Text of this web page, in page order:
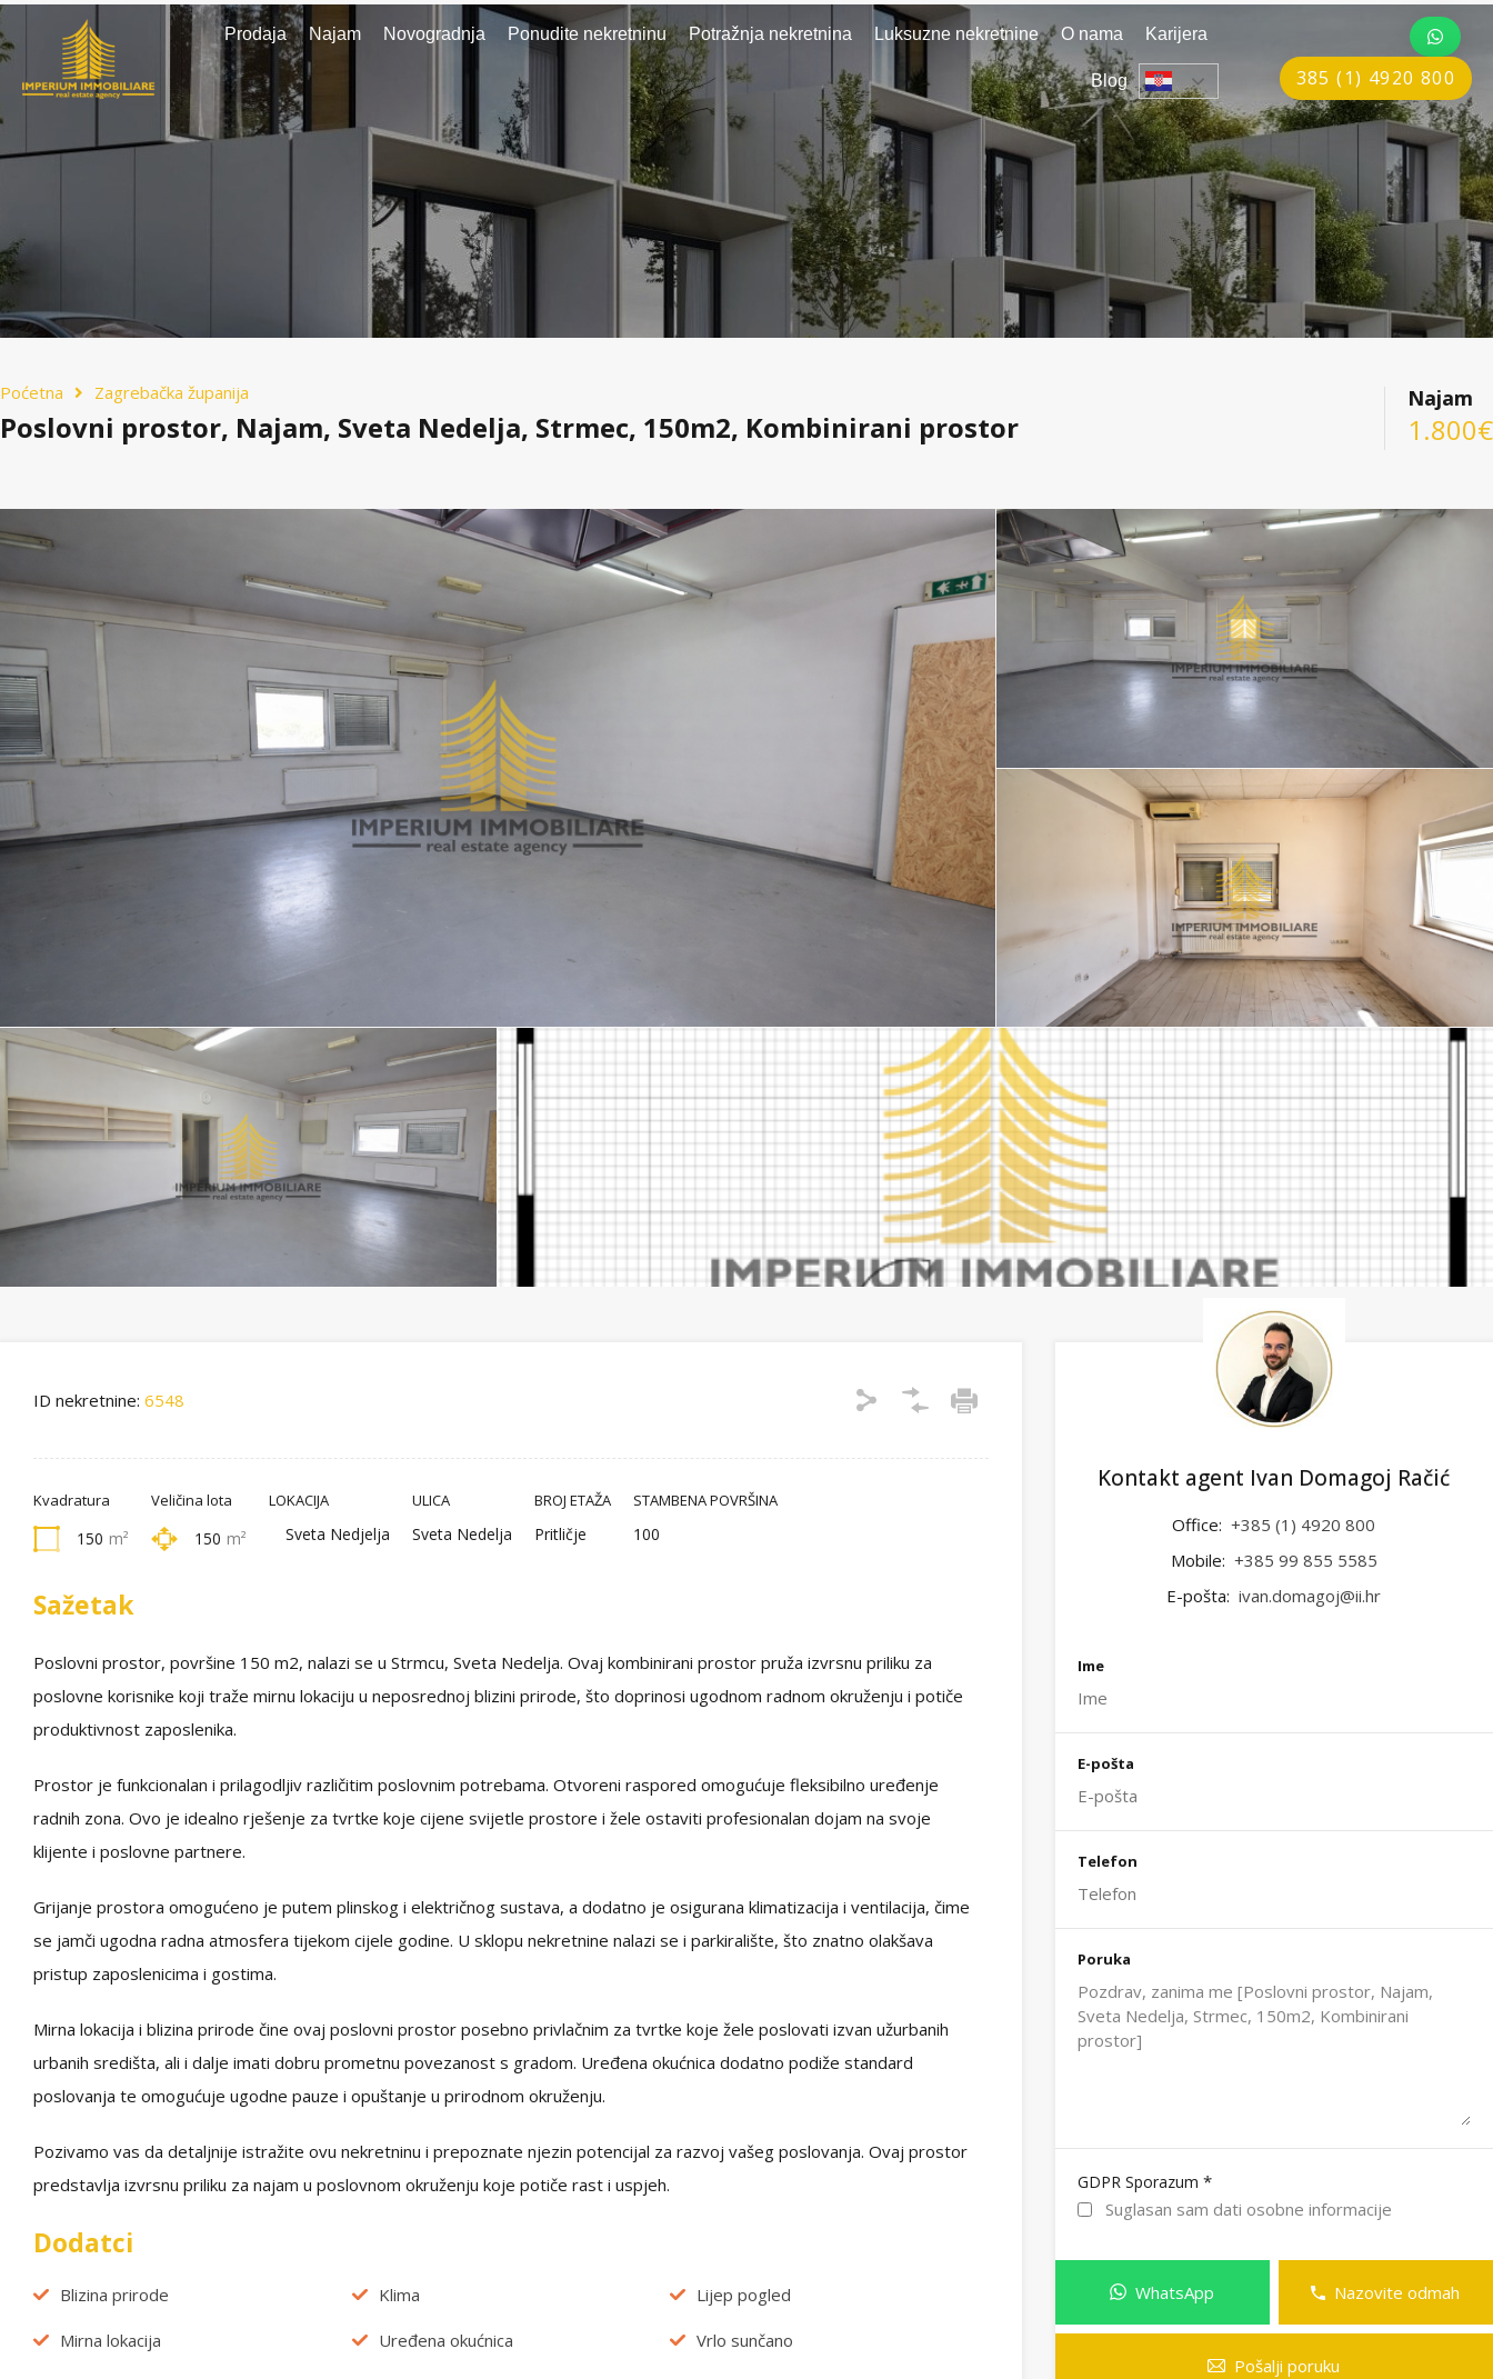
Prodaja Najam Novogradnja Ponudite nekretninu Potražnja nekretnina Luksuzne nekretnine O nama Karijera
Blog 385 (1) 4920 800
Poćetna Zagrebačka županija
Poslovni prostor, Najam, Sveta Nedelja, Strmec, 150m2, Kombinirani prostor
Najam
1.800€
ID nekretnine: 6548
Kvadratura
150 m²
Veličina lota
150 m²
LOKACIJA
Sveta Nedjelja
ULICA
Sveta Nedelja
BROJ ETAŽA
Pritličje
STAMBENA POVRŠINA
100
Sažetak
Poslovni prostor, površine 150 m2, nalazi se u Strmcu, Sveta Nedelja. Ovaj kombinirani prostor pruža izvrsnu priliku za
poslovne korisnike koji traže mirnu lokaciju u neposrednoj blizini prirode, što doprinosi ugodnom radnom okruženju i potiče
produktivnost zaposlenika.
Prostor je funkcionalan i prilagodljiv različitim poslovnim potrebama. Otvoreni raspored omogućuje fleksibilno uređenje
radnih zona. Ovo je idealno rješenje za tvrtke koje cijene svijetle prostore i žele ostaviti profesionalan dojam na svoje
klijente i poslovne partnere.
Grijanje prostora omogućeno je putem plinskog i električnog sustava, a dodatno je osigurana klimatizacija i ventilacija, čime
se jamči ugodna radna atmosfera tijekom cijele godine. U sklopu nekretnine nalazi se i parkiralište, što znatno olakšava
pristup zaposlenicima i gostima.
Mirna lokacija i blizina prirode čine ovaj poslovni prostor posebno privlačnim za tvrtke koje žele poslovati izvan užurbanih
urbanih središta, ali i dalje imati dobru prometnu povezanost s gradom. Uređena okućnica dodatno podiže standard
poslovanja te omogućuje ugodne pauze i opuštanje u prirodnom okruženju.
Pozivamo vas da detaljnije istražite ovu nekretninu i prepoznate njezin potencijal za razvoj vašeg poslovanja. Ovaj prostor
predstavlja izvrsnu priliku za najam u poslovnom okruženju koje potiče rast i uspjeh.
Dodatci
Blizina prirode Klima Lijep pogled
Mirna lokacija Uređena okućnica Vrlo sunčano
Kontakt agent Ivan Domagoj Račić
Office: +385 (1) 4920 800
Mobile: +385 99 855 5585
E-pošta: ivan.domagoj@ii.hr
Ime
E-pošta
Telefon
Poruka
GDPR Sporazum *
Suglasan sam dati osobne informacije
WhatsApp Nazovite odmah
Pošalji poruku